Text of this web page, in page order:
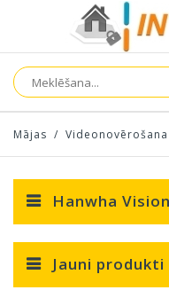
Mājas / Videonovērošana
Hanwha
Jauni produkti